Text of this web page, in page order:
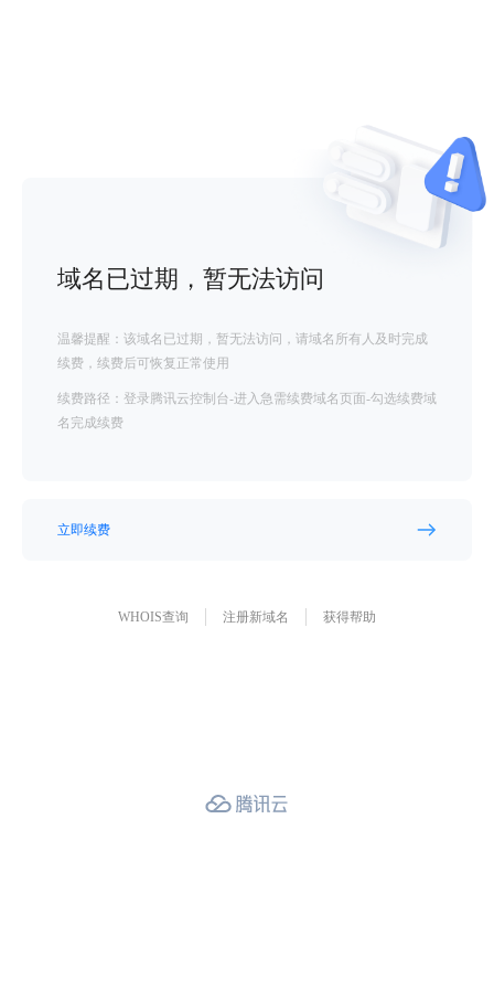
域名已过期，暂无法访问
温馨提醒：该域名已过期，暂无法访问，请域名所有人及时完成
续费，续费后可恢复正常使用
续费路径：登录腾讯云控制台-进入急需续费域名页面-勾选续费域
名完成续费
立即续费
WHOIS查询 注册新域名 获得帮助